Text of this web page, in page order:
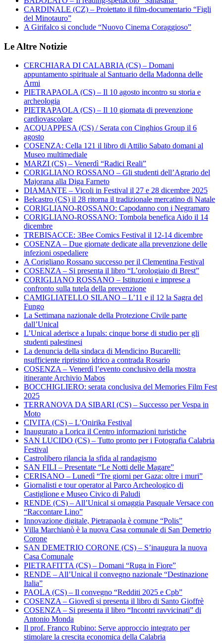
CARDINALE (CZ) – Proiettato il film-documentario “Figli
del Minotauro”
A Girifalco si conclude “Nuovo Cinema Coraggioso”
Le Altre Notizie
CERCHIARA DI CALABRIA (CS) – Domani
appuntamento spirituale al Santuario della Madonna delle
Armi
PIETRAPAOLA (CS) – Il 10 agosto incontro su storia e
archeologia
PIETRAPAOLA (CS) – Il 10 giornata di prevenzione
cardiovascolare
ACQUAPPESA (CS) / Serata con Cinghios Group il 6
agosto
COSENZA: Cella 121 il libro di Attilio Sabato domani al
Museo multimediale
MARZI (CS) – Venerdì “Radici Reali”
CORIGLIANO ROSSANO – Gli studenti dell’Agrario del
Majorana alla Diga Farneto
DIAMANTE – Vicoli in Festival il 27 e 28 dicembre 2025
Belcastro (CS) il 28 ritorna il tradizionale mercatino di Natale
CORIGLIANO-ROSSANO: Capodanno con i Negramaro
CORIGLIANO-ROSSANO: Tombola benefica Aido il 14
dicembre
TREBISACCE: 3Bee Comics Festival il 12-14 dicembre
COSENZA – Due giornate dedicate alla prevenzione delle
infezioni ospedaliere
A Corigliano Rossano successo per il Clementina Festival
COSENZA – Si presenta il libro “L’orologiaio di Brest”
CORIGLIANO ROSSANO – Istituzioni e imprese a
confronto sulla tutela della prevenzione
CAMIGLIATELLO SILANO – L’11 e il 12 la Sagra del
Fungo
La Settimana nazionale della Protezione Civile parte
dall’Unical
L’Unical aderisce a Iupals: cinque borse di studio per gli
studenti palestinesi
La denuncia della sindaca di Mendicino Bucarelli:
nsufficiente ripristino idrico a contrada Rosario
COSENZA – Venerdì l’evento conclusivo della mostra
itinerante Archivio Mabos
BOCCHIGLIERO: serata conclusiva del Memories Film Fest
2025
TERRANOVA DA SIBARI (CS) – Successo per Vespa in
Moto
CIVITA (CS) – L’Onirika Festival
Inaugurato a Lorica il Centro informazioni turistiche
SAN LUCIDO (CS) – Tutto pronto per i Fotografia Calabria
Festival
Castrolibero rilancia la sfida al randagismo
SAN FILI – Presentate “Le Notti delle Magare”
CERISANO – Lunedì “Tre giorni per Gaza: oltre i muri”
Giornalisti e tour operator al Parco Archeologico di
Castiglione e Museo Civico di Paludi
RENDE (CS) – All’Unical si omaggia Pasquale Versace con
“Raccontare Lino”
Innovazione digitale, Pietrapaola è comune “Polis”
Villa Marchianò è la nuova Casa comunale di San Demetrio
Corone
SAN DEMETRIO CORONE (CS) – S’inaugura la nuova
Casa Comunale
PIETRAFITTA (CS) – Domani “Ruga in Fiore”
RENDE – All’Unical il convegno nazionale “Destinazione
Italia”
PAOLA (CS) – Il convegno “Redditi 2025 e Cpb”
COSENZA – Giovedì si presenta il libro di Santo Gioffrè
COSENZA – Si presenta il libro “Incontri ravvicinati” di
Antonio Monda
Il prof. Franco Rubino: Serve approccio integrato per
stimolare la crescita economica della Calabria